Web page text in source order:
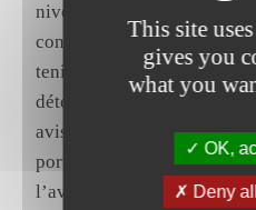
niveau de sanction ne
conseil a émis plusieurs
tenir compte des avis émis
déterminer une majorité,
avis en deux parties. Pour
portées sur la plus sévère
l’avis ou aux avis du degré
This site
gives you
what you
OK,
Deny